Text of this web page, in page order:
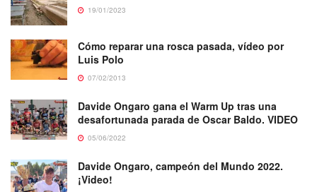
19/01/2023
Cómo reparar una rosca pasada, vídeo por
Luis Polo
07/02/2013
Davide Ongaro gana el Warm Up tras una
desafortunada parada de Oscar Baldo. VIDEO
05/06/2022
Davide Ongaro, campeón del Mundo 2022.
¡Video!